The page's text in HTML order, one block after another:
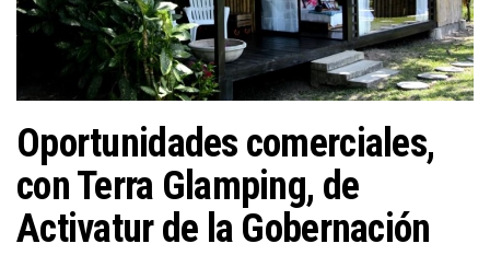
c
i
ó
Oportunidades comerciales,
con Terra Glamping, de
Activatur de la Gobernación